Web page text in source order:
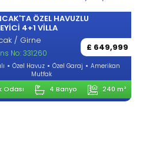
ÖZEL HAVUZLU
4+1 VILLA
/ Girne
£ 649,999
No: 331260
Özel Havuz Özel Garaj
Amerikan
Mutfak
Odası 4 Banyo 240 m²